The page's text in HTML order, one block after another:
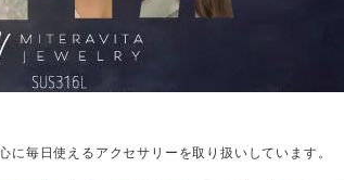
毎日使えるアクセサリーを取り扱いしています。